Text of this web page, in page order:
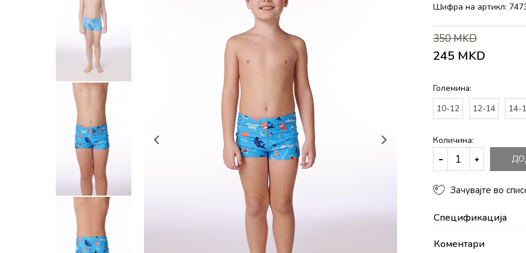
Шифра на артикл:
350MKD
245 MKD
Големина:
10-12
12-14 14-
Количина:
Зачувајте во
Спецификација
Коментари